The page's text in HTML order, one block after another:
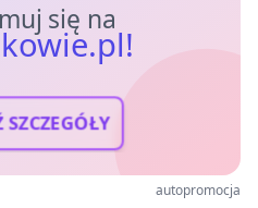
się na
SZCZEGÓŁY
autopromocja